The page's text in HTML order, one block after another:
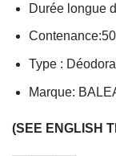
Durée longue
Type :
Marque:
(SEE ENGLISH